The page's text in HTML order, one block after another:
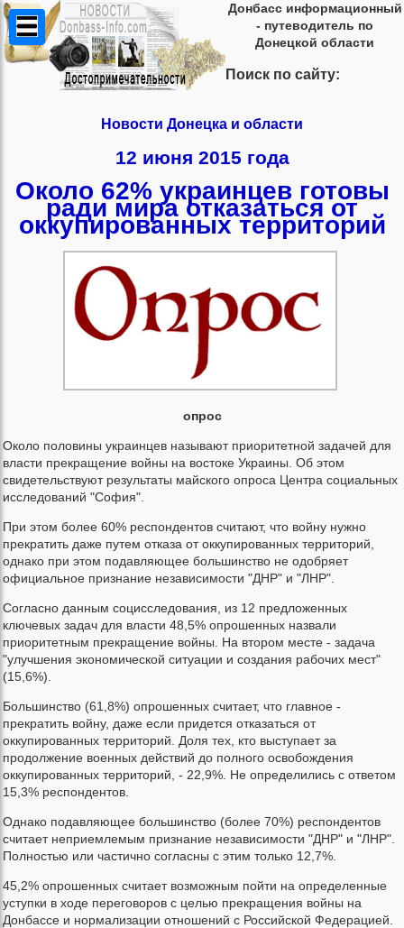
Донбасс информационный
- путеводитель по
Донецкой области
Поиск по сайту:
Новости Донецка и области
12 июня 2015 года
Около 62% украинцев готовы
ради мира отказаться от
оккупированных территорий
опрос
Около половины украинцев называют приоритетной задачей для
власти прекращение войны на востоке Украины. Об этом
свидетельствуют результаты майского опроса Центра социальных
исследований "София".
При этом более 60% респондентов считают, что войну нужно
прекратить даже путем отказа от оккупированных территорий,
однако при этом подавляющее большинство не одобряет
официальное признание независимости "ДНР" и "ЛНР".
Согласно данным социсследования, из 12 предложенных
ключевых задач для власти 48,5% опрошенных назвали
приоритетным прекращение войны. На втором месте - задача
"улучшения экономической ситуации и создания рабочих мест"
(15,6%).
Большинство (61,8%) опрошенных считает, что главное -
прекратить войну, даже если придется отказаться от
оккупированных территорий. Доля тех, кто выступает за
продолжение военных действий до полного освобождения
оккупированных территорий, - 22,9%. Не определились с ответом
15,3% респондентов.
Однако подавляющее большинство (более 70%) респондентов
считает неприемлемым признание независимости "ДНР" и "ЛНР".
Полностью или частично согласны с этим только 12,7%.
45,2% опрошенных считает возможным пойти на определенные
уступки в ходе переговоров с целью прекращения войны на
Донбассе и нормализации отношений с Российской Федерацией.